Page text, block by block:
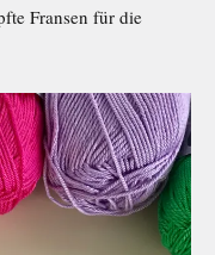
Fransen für die